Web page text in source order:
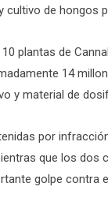
cultivo de hongos
plantas de
14
y material de
por
que los dos
golpe contra